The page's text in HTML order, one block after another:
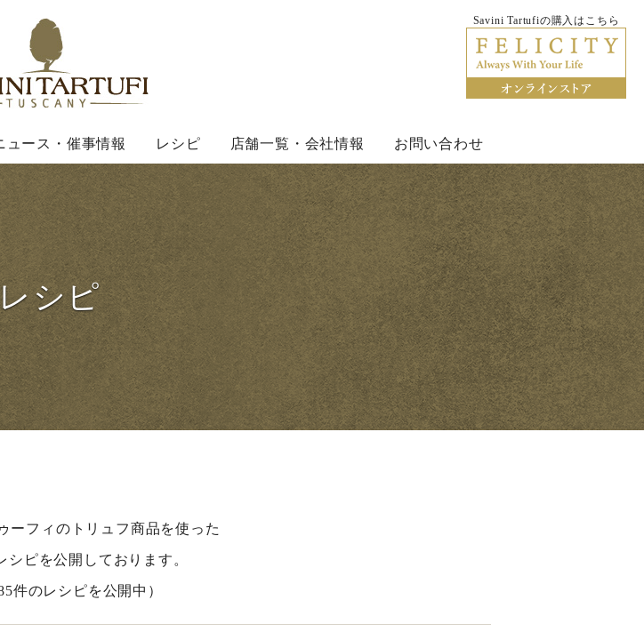
ュース・催事情報 レシピ 店舗一覧・会社情報 お問い合わせ
Savini Tartufiの購入はこちら
レシピ
ーフィのトリュフ商品を使った
シピを公開しております。
件のレシピを公開中）